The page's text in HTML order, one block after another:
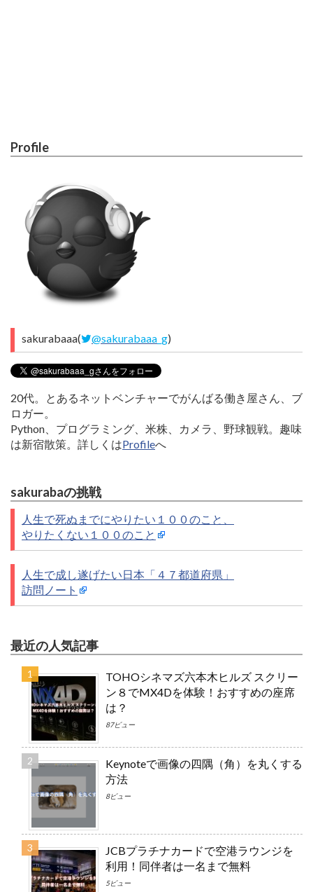
Profile
sakurabaaa( @sakurabaaa_g)
20代。とあるネットベンチャーでがんばる働き屋さん、ブ
ロガー。
Python、プログラミング、米株、カメラ、野球観戦。趣味
は新宿散策。詳しくはProfileへ
sakurabaの挑戦
人生で死ぬまでにやりたい１００のこと、
やりたくない１００のこと
人生で成し遂げたい日本「４７都道府県」
訪問ノート
最近の人気記事
TOHOシネマズ六本木ヒルズ スクリー
ン８でMX4Dを体験！おすすめの座席
は？
87ビュー
Keynoteで画像の四隅（角）を丸くする
方法
8ビュー
JCBプラチナカードで空港ラウンジを
利用！同伴者は一名まで無料
5ビュー